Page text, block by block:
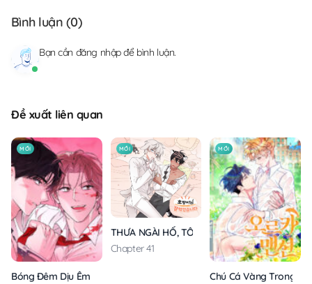
Bình luận (0)
Bạn cần đăng nhậpđể bình luận.
Đề xuất liên quan
MỚI
Bóng Đêm Dịu Êm
MỚI
THƯA NGÀI HỔ, TÔI ĐÃ ĂN RẤT NGON MIỆNG
Chapter 41
MỚI
Chú Cá Vàng Trong